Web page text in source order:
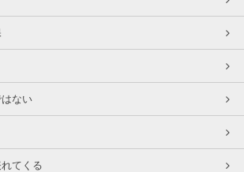
ない
てくる